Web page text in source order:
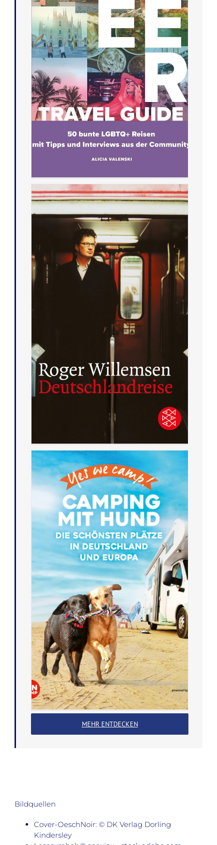
MEHR ENTDECKEN
Bildquellen
Cover-OeschNoir: © DK Verlag Dorling
Kindersley